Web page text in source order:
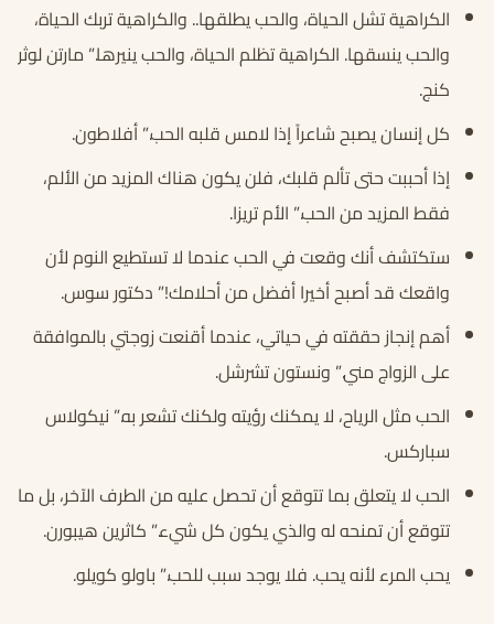
الكراهية تشل الحياة، والحب يطلقها.. والكراهية تربك الحياة،
والحب ينسقها. الكراهية تظلم الحياة، والحب ينيرها.” مارتن لوثر
كنج.
كل إنسان يصبح شاعراً إذا لامس قلبه الحب.” أفلاطون.
إذا أحببت حتى تألم قلبك، فلن يكون هناك المزيد من الألم،
فقط المزيد من الحب.” الأم تريزا.
ستكتشف أنك وقعت في الحب عندما لا تستطيع النوم لأن
واقعك قد أصبح أخيرا أفضل من أحلامك!” دكتور سوس.
أهم إنجاز حققته في حياتي، عندما أقنعت زوجتي بالموافقة
على الزواج مني.” ونستون تشرشل.
الحب مثل الرياح، لا يمكنك رؤيته ولكنك تشعر به.” نيكولاس
سباركس.
الحب لا يتعلق بما تتوقع أن تحصل عليه من الطرف الآخر، بل ما
تتوقع أن تمنحه له والذي يكون كل شيء.” كاثرين هيبورن.
يحب المرء لأنه يحب. فلا يوجد سبب للحب.” باولو كويلو.